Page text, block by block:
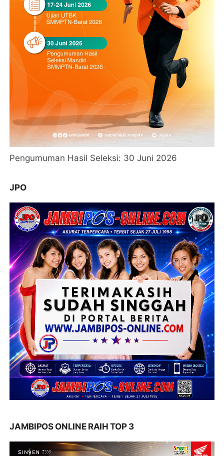
Pengumuman Hasil Seleksi: 30 Juni 2026
JPO
JAMBIPOS ONLINE RAIH TOP 3